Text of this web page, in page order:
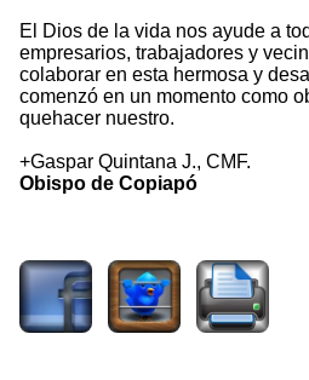
El Dios de la vida nos ayude a
empresarios, trabajadores y
colaborar en esta hermosa y
comenzó en un momento como
quehacer nuestro.
+Gaspar Quintana J., CMF.
Obispo de Copiapó